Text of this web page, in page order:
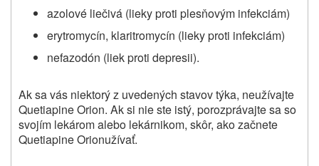
azolové liečivá (lieky proti plesňovým infekciám)
erytromycín, klaritromycín (lieky proti infekciám)
nefazodón (liek proti depresii).
Ak sa vás niektorý z uvedených stavov týka, neužívajte
Quetiapine Orion. Ak si nie ste istý, porozprávajte sa so
svojím lekárom alebo lekárnikom, skôr, ako začnete
Quetiapine Orionužívať.